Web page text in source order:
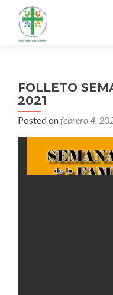
FOLLETO
2021
Posted onfebrero 4,